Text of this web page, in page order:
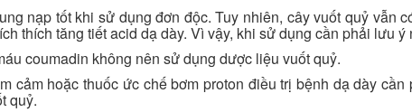
nạp tốt khi sử dụng đơn độc. Tuy nhiên, cây vuốt quỷ vẫn
thích tăng tiết acid dạ dày. Vì vậy, khi sử dụng cần phải lưu ý
coumadin không nên sử dụng dược liệu vuốt quỷ.
hoặc thuốc ức chế bơm proton điều trị bệnh dạ dày cần
quỷ.